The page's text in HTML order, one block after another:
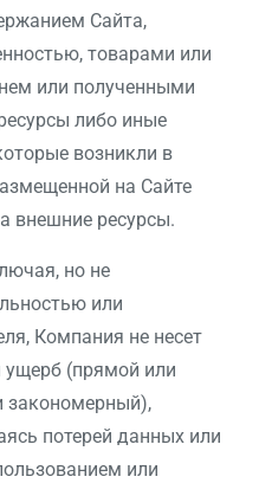
Сайта,
товарами или
или полученными
либо иные
возникли в
на Сайте
внешние ресурсы.
но не
или
Компания не несет
ущерб (прямой или
закономерный),
потерей данных или
или